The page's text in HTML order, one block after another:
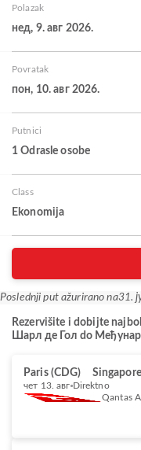
Polazak
нед, 9. авг 2026.
Povratak
пон, 10. авг 2026.
Putnici
1 Odrasle osobe
Class
Ekonomija
Poslednji put ažurirano na31.
Rezervišite i dobijte
Шарл де Гол do
Paris (CDG)
чет 13. авг Direktno
Qantas